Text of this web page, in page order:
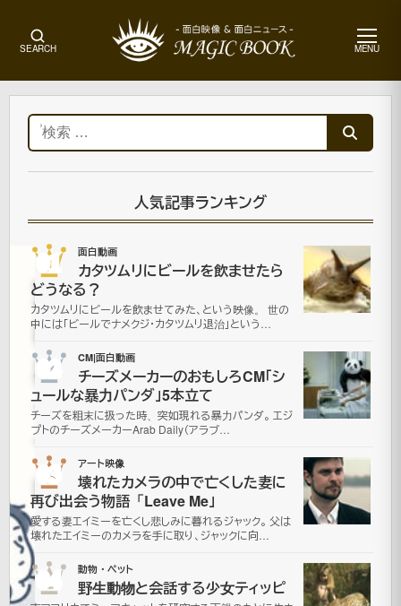
SEARCH MENU
メ
ュ
ー
ー
空
に
昇
っ
て
い
く
赤
検
索:
人気記事ランキング
01 面白動画
カタツムリにビールを飲ませたら
どうなる？
カタツムリにビールを飲ませてみた、という映像。 世の
中には「ビールでナメクジ・カタツムリ退治」という…
02 CM|面白動画
チーズメーカーのおもしろCM「シ
ュールな暴力パンダ」5本立て
チーズを粗末に扱った時、突如現れる暴力パンダ。 エジ
プトのチーズメーカーArab Daily（アラブ…
03 アート映像
壊れたカメラの中で亡くした妻に
再び出会う物語「Leave Me」
愛する妻エイミーを亡くし悲しみに暮れるジャック。 父は
壊れたエイミーのカメラを手に取り、ジャックに向…
04 動物・ペット
野生動物と会話する少女ティッピ